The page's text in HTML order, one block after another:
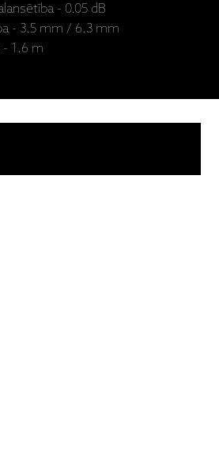
- 0.05 dB
- 3.5 mm / 6.3 mm
- 1.6 m